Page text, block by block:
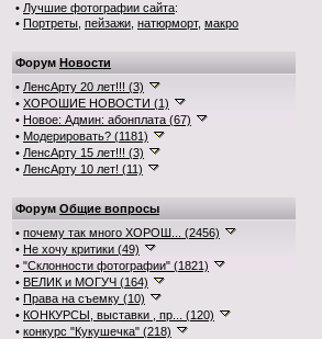
• Лучшие фотографии сайта:
• Портреты пейзажи натюрморт, макро
Форум Новости
• ЛенсАрту 20 лет!!! (3)
• ХОРОШИЕ НОВОСТИ (1)
• Новое: Админ: абонплата (67)
• Модерировать? (1181)
• ЛенсАрту 15 лет!!! (3)
• ЛенсАрту 10 лет! (11)
Форум Общие вопросы
• почему так много ХОРОШ... (2456)
• Не хочу критики (49)
• "Склонности фотографии" (1821)
• ВЕЛИК и МОГУЧ (164)
• Права на съемку (10)
• КОНКУРСЫ, выставки , пр... (120)
• конкурс "Кукушечка" (218)